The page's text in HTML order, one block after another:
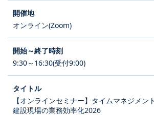
オンライン(Zoom)
9:30～16:30(受付9:00)
【オンラインセミナー】タイムマネジメン
建設現場の業務効率化2026